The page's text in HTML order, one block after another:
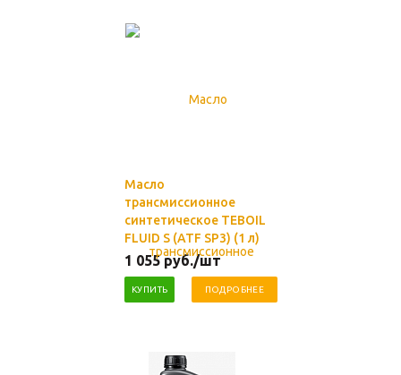
Масло
трансмиссионное
синтетическое TEBOIL
FLUID S (ATF SP3) (1 л)
1 055руб./шт
КУПИТЬ ПОДРОБНЕЕ